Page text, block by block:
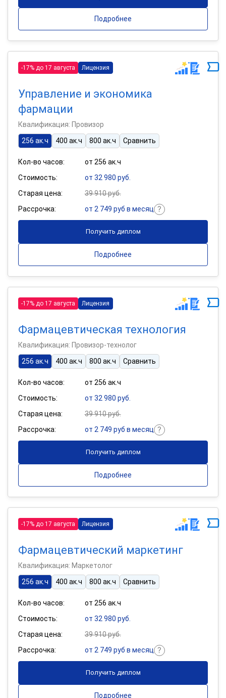
Подробнее
-17% до 17 августа Лицензия
Управление и экономика
фармации
Квалификация: Провизор
256 ак.ч
400 ак.ч 800 ак.ч Сравнить
Кол-во часов:
от 256 ак.ч
Стоимость:
от 32 980 руб.
Старая цена:
39 910 руб.
Рассрочка:
от 2 749 руб в месяц
Получить диплом
Подробнее
-17% до 17 августа Лицензия
Фармацевтическая технология
Квалификация: Провизор-технолог
256 ак.ч
400 ак.ч 800 ак.ч Сравнить
Кол-во часов:
от 256 ак.ч
Стоимость:
от 32 980 руб.
Старая цена:
39 910 руб.
Рассрочка:
от 2 749 руб в месяц
Получить диплом
Подробнее
-17% до 17 августа Лицензия
Фармацевтический маркетинг
Квалификация: Маркетолог
256 ак.ч
400 ак.ч 800 ак.ч Сравнить
Кол-во часов:
от 256 ак.ч
Стоимость:
от 32 980 руб.
Старая цена:
39 910 руб.
Рассрочка:
от 2 749 руб в месяц
Получить диплом
Подробнее